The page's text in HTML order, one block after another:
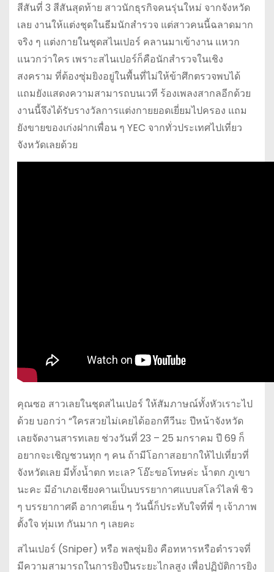
สีสันที่ 3 สีสันสุดท้าย สาวนักธุรกิจคนรุ่นใหม่ จากจังหวัด
เลย งานให้แต่งชุดในธีมนักสำรวจ แต่สาวคนนี้ฉลาดมาก
จริง ๆ แต่งกายในชุดสไนเปอร์ คลานมาเข้างาน แหวก
แนวกว่าใคร เพราะสไนเปอร์ก็คือนักสำรวจในเชิง
สงคราม ที่ต้องซุ่มยิงอยู่ในพื้นที่ไม่ให้ข้าศึกตรวจพบได้
แถมยังแสดงความสามารถบนเวที ร้องเพลงสากลอีกด้วย
งานนี้จึงได้รับรางวัลการแต่งกายยอดเยี่ยมไปครอง แถม
ยังขายของเก่งฝากเพื่อน ๆ YEC จากทั่วประเทศไปเที่ยว
จังหวัดเลยด้วย
คุณซอ สาวเลยในชุดสไนเปอร์ ให้สัมภาษณ์ทั้งหัวเราะไป
ด้วย บอกว่า “ใครสวยไม่เคยได้ออกทีวีนะ ปีหน้าจังหวัด
เลยจัดงานสารทเลย ช่วงวันที่ 23 – 25 มกราคม ปี 69 ก็
อยากจะเชิญชวนทุก ๆ คน ถ้ามีโอกาสอยากให้ไปเที่ยวที่
จังหวัดเลย มีทั้งน้ำตก ทะเล? โอ๊ะขอโทษค่ะ น้ำตก ภูเขา
นะคะ มีอำเภอเชียงคานเป็นบรรยากาศแบบสโลว์ไลฟ์ ชิว
ๆ บรรยากาศดี อากาศเย็น ๆ วันนี้ก็ประทับใจที่พี่ ๆ เจ้าภาพ
ตั้งใจ ทุ่มเท กันมาก ๆ เลยคะ
สไนเปอร์ (Sniper) หรือ พลซุ่มยิง คือทหารหรือตำรวจที่
มีความสามารถในการยิงปืนระยะไกลสูง เพื่อปฏิบัติการยิง